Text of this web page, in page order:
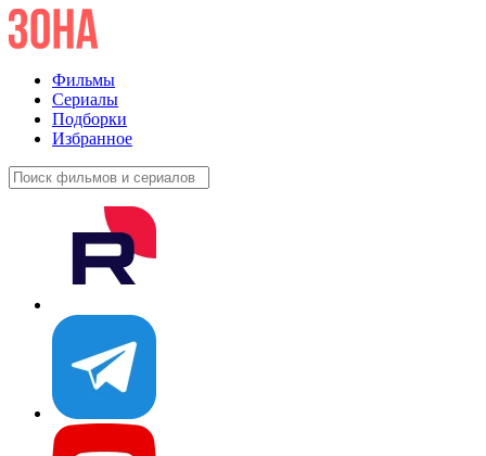
Фильмы
Сериалы
Подборки
Избранное